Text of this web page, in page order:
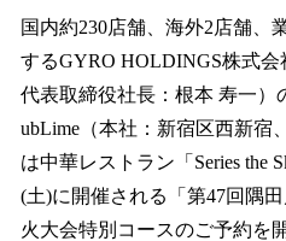
！
数
を
読
み
込
み
中
で
国内約230店舗、海外2店舗、
するGYRO HOLDINGS株式会
代表取締役社⻑：根本 寿⼀）
ubLime（本社：新宿区⻄新宿
は中華レストラン「Series the
(⼟)に開催される「第47回隅
⽕⼤会特別コースのご予約を